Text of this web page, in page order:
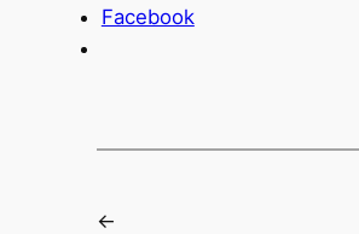
Facebook
←